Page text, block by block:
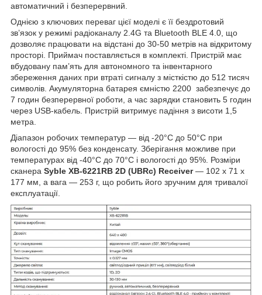
автоматичний і безперервний.
Однією з ключових переваг цієї моделі є її бездротовий
зв’язок у режимі радіоканалу 2.4G та Bluetooth BLE 4.0, що
дозволяє працювати на відстані до 30-50 метрів на відкритому
просторі. Приймач поставляється в комплекті. Пристрій має
вбудовану пам’ять для автономного та інвентарного
збереження даних при втраті сигналу з місткістю до 512 тисяч
символів. Акумуляторна батарея ємністю 2200 забезпечує до
7 годин безперервної роботи, а час зарядки становить 5 годин
через USB-кабель. Пристрій витримує падіння з висоти 1,5
метра.
Діапазон робочих температур — від -20°С до 50°С при
вологості до 95% без конденсату. Зберігання можливе при
температурах від -40°С до 70°С і вологості до 95%. Розміри
сканера Syble XB-6221RB 2D (UBRc) Receiver— 102 x 71 x
177 мм, а вага — 253 г, що робить його зручним для тривалої
експлуатації.